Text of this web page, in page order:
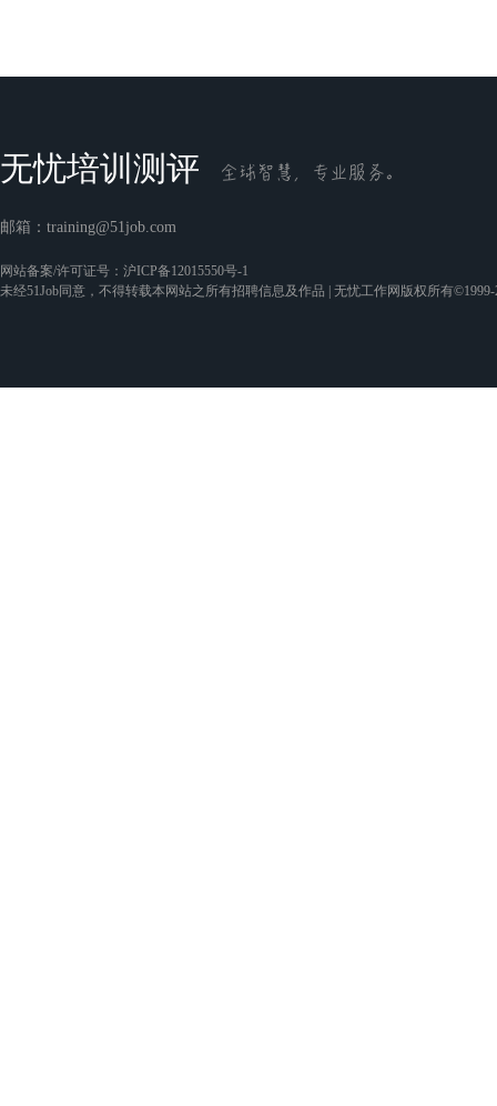
无忧培训测评
邮箱： training@51job.com
网站备案/许可证号： 沪ICP备12015550号-1
未经51Job同意，不得转载本网站之所有招聘信息及作品 | 无忧工作网版权所有©1999-